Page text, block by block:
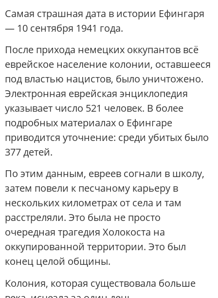
Самая страшная дата в истории Ефингаря
— 10 сентября 1941 года.
После прихода немецких оккупантов всё
еврейское население колонии, оставшееся
под властью нацистов, было уничтожено.
Электронная еврейская энциклопедия
указывает число 521 человек. В более
подробных материалах о Ефингаре
приводится уточнение: среди убитых было
377 детей.
По этим данным, евреев согнали в школу,
затем повели к песчаному карьеру в
нескольких километрах от села и там
расстреляли. Это была не просто
очередная трагедия Холокоста на
оккупированной территории. Это был
конец целой общины.
Колония, которая существовала больше